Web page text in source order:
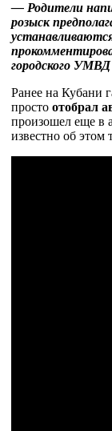
— Родители
розыск
городского
Ранее на Кубани
просто отобрал
произошел еще в
известно об этом